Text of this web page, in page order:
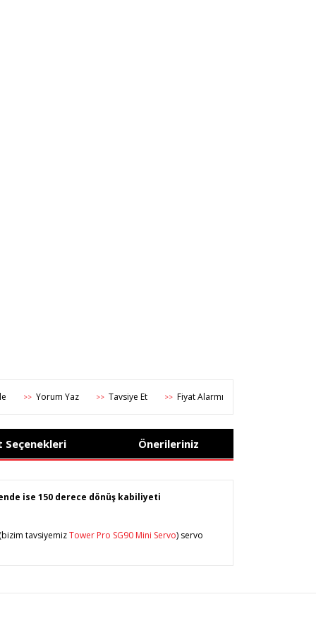
>> Yorum Yaz >> Tavsiye Et >> Fiyat Alarmı
Seçenekleri Önerileriniz
ise 150 derece dönüş kabiliyeti
tavsiyemizTower Pro SG90 Mini Servo) servo